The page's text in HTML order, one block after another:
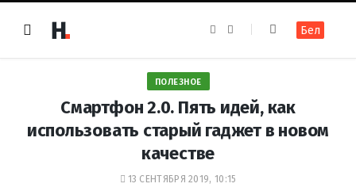
e
t
a
m
Бел
ПОЛЕЗНОЕ
Смартфон 2.0. Пять идей, как
использовать старый гаджет в новом
качестве
13 СЕНТЯБРЯ 2019, 10:15